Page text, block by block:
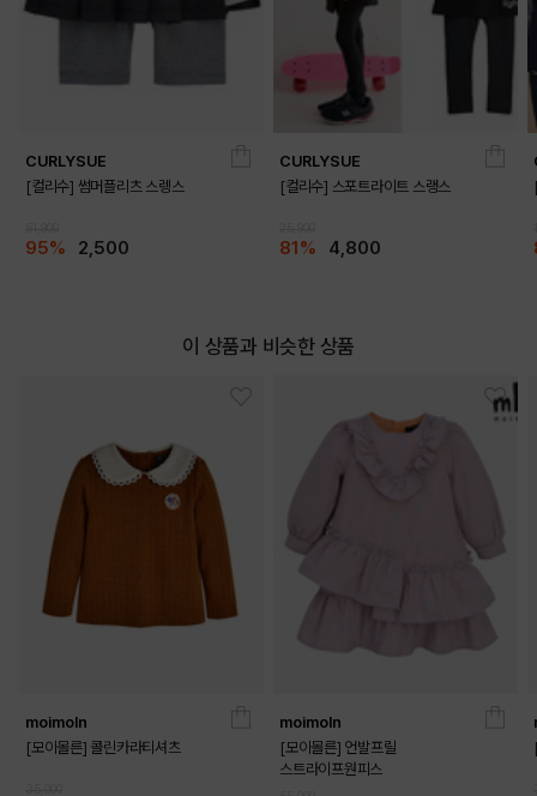
CURLYSUE
[컬리수] 썸머플리츠 스렝스
95% 2,500
CURLYSUE
[컬리수] 스포트라이트 스랭스
81% 4,800
이 상품과 비슷한 상품
moimoln
[모이몰른] 콜린카라티셔츠
moimoln
[모이몰른] 언발프릴
스트라이프원피스